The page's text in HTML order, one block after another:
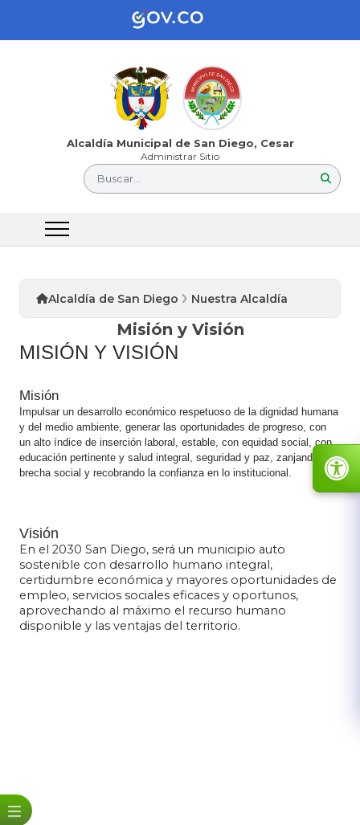
Alcaldía Municipal de San Diego, Cesar
Administrar Sitio
Buscar...
Alcaldía de San Diego Nuestra Alcaldía
Misión y Visión
MISIÓN Y VISIÓN
Misión
mpulsar un desarrollo económico respetuoso de la dignidad humana
y del medio ambiente, generar las oportunidades de progreso, con
un alto índice de inserción laboral, estable, con equidad social, con
educación pertinente y salud integral, seguridad y paz, zanjando la
brecha social y recobrando la confianza en lo institucional. ​
​
Visión​
En el 2030 San Diego, será un municipio auto
sostenible con desarrollo humano integral,
certidumbre económica y mayores oportunidades de
empleo, servicios sociales eficaces y oportunos,
aprovechando al máximo el recurso humano
disponible y las ventajas del territorio.